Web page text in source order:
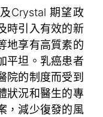
Crystal 期望政
時引入有效的新
地享有高質素的
平坦。乳癌患者
院的制度而受到
狀況和醫生的專
，減少復發的風